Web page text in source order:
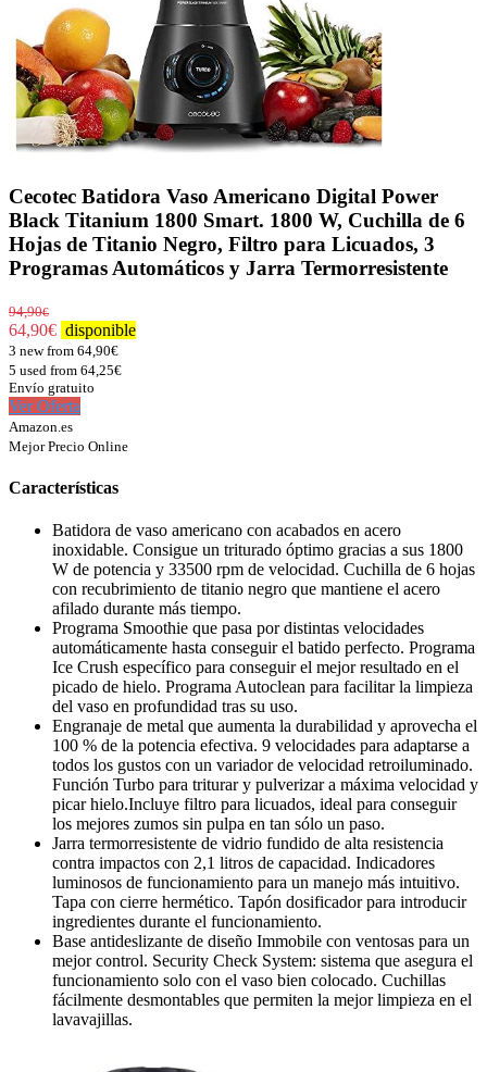
Cecotec Batidora Vaso Americano Digital Power
Black Titanium 1800 Smart. 1800 W, Cuchilla de 6
Hojas de Titanio Negro, Filtro para Licuados, 3
Programas Automáticos y Jarra Termorresistente
94,90€
64,90€ disponible
3 new from 64,90€
5 used from 64,25€
Envío gratuito
Ver Oferta
Amazon.es
Mejor Precio Online
Características
Batidora de vaso americano con acabados en acero
inoxidable. Consigue un triturado óptimo gracias a sus 1800
W de potencia y 33500 rpm de velocidad. Cuchilla de 6 hojas
con recubrimiento de titanio negro que mantiene el acero
afilado durante más tiempo.
Programa Smoothie que pasa por distintas velocidades
automáticamente hasta conseguir el batido perfecto. Programa
Ice Crush específico para conseguir el mejor resultado en el
picado de hielo. Programa Autoclean para facilitar la limpieza
del vaso en profundidad tras su uso.
Engranaje de metal que aumenta la durabilidad y aprovecha el
100 % de la potencia efectiva. 9 velocidades para adaptarse a
todos los gustos con un variador de velocidad retroiluminado.
Función Turbo para triturar y pulverizar a máxima velocidad y
picar hielo.Incluye filtro para licuados, ideal para conseguir
los mejores zumos sin pulpa en tan sólo un paso.
Jarra termorresistente de vidrio fundido de alta resistencia
contra impactos con 2,1 litros de capacidad. Indicadores
luminosos de funcionamiento para un manejo más intuitivo.
Tapa con cierre hermético. Tapón dosificador para introducir
ingredientes durante el funcionamiento.
Base antideslizante de diseño Immobile con ventosas para un
mejor control. Security Check System: sistema que asegura el
funcionamiento solo con el vaso bien colocado. Cuchillas
fácilmente desmontables que permiten la mejor limpieza en el
lavavajillas.